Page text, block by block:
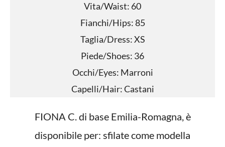
Vita/Waist: 60
Fianchi/Hips: 85
Taglia/Dress: XS
Piede/Shoes: 36
Occhi/Eyes: Marroni
Capelli/Hair: Castani
FIONA C. di base Emilia-Romagna, è
disponibile per: sfilate come modella